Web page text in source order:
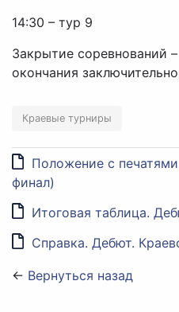
14:30 – тур 9
Закрытие соревнований
окончания
Краевые турниры
Положение с
финал)
Итоговая таблица.
Справка. Дебют.
← Вернуться назад